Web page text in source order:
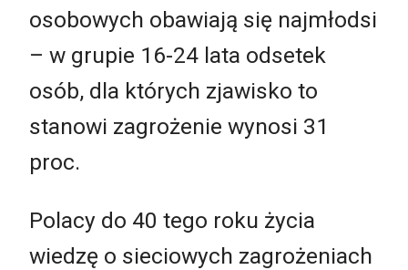
osobowych obawiają się najmłodsi
– w grupie 16-24 lata odsetek
osób, dla których zjawisko to
stanowi zagrożenie wynosi 31
proc.
Polacy do 40 tego roku życia
wiedzę o sieciowych zagrożeniach